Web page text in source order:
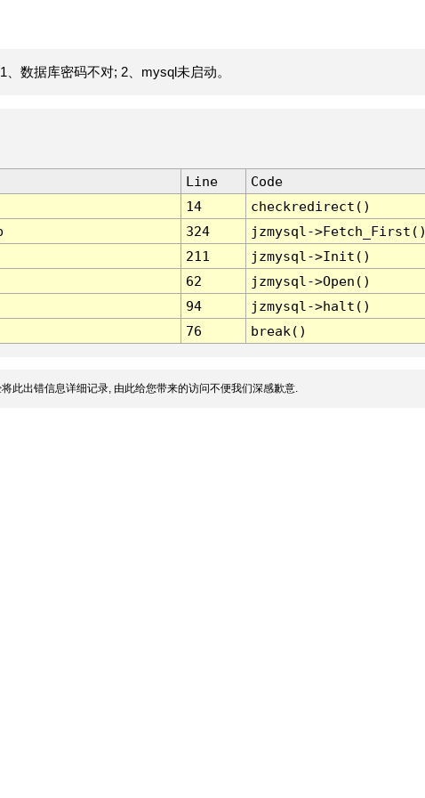
数据库密码不对; 2、mysql未启动。
Line
Code
14
checkredirect()
324
jzmysql-
211
jzmysql->Init()
62
jzmysql->Open()
94
jzmysql->halt()
76 break()
此出错信息详细记录, 由此给您带来的访问不便我们深感歉意.